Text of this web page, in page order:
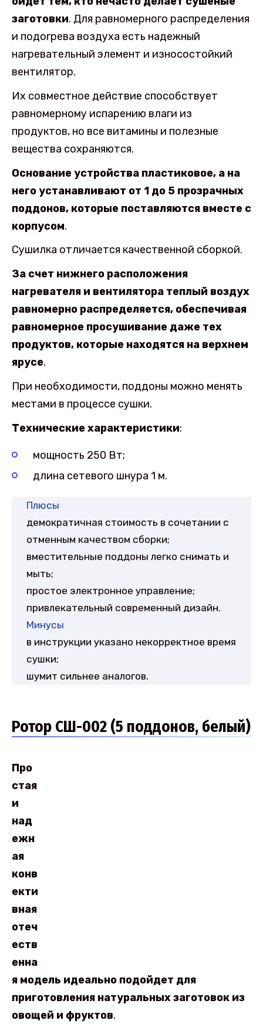
заготовки. Для равномерного распределения
и подогрева воздуха есть надежный
нагревательный элемент и износостойкий
вентилятор.
Их совместное действие способствует
равномерному испарению влаги из
продуктов, но все витамины и полезные
вещества сохраняются.
Основание устройства пластиковое, а на
него устанавливают от 1 до 5 прозрачных
поддонов, которые поставляются вместе с
корпусом.
Сушилка отличается качественной сборкой.
За счет нижнего расположения
нагревателя и вентилятора теплый воздух
равномерно распределяется, обеспечивая
равномерное просушивание даже тех
продуктов, которые находятся на верхнем
ярусе.
При необходимости, поддоны можно менять
местами в процессе сушки.
Технические характеристики:
мощность 250 Вт;
длина сетевого шнура 1 м.
Плюсы
демократичная стоимость в сочетании с
отменным качеством сборки;
вместительные поддоны легко снимать и
мыть;
простое электронное управление;
привлекательный современный дизайн.
Минусы
в инструкции указано некорректное время
сушки;
шумит сильнее аналогов.
Ротор СШ-002 (5 поддонов, белый)
Про
стая
и
над
ежн
ая
конв
екти
вная
отеч
еств
енна
я модель идеально подойдет для
приготовления натуральных заготовок из
овощей и фруктов.